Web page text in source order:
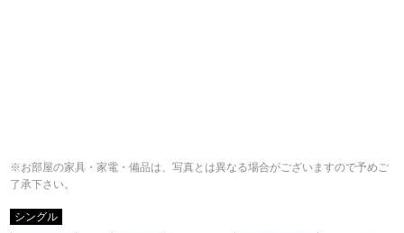
※お部屋の家具・家電・備品は、写真とは異なる場合がございますので予めご
了承下さい。
シングル